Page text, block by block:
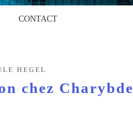
CONTACT
HEGEL
chez Charybde